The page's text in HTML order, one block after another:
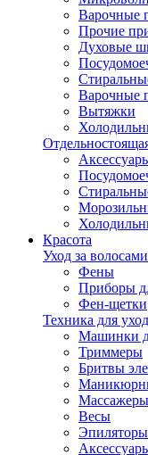
Варочные
Прочие
Духовые
Варочные
Вытяжки
Красота
Уход за волосами
Фены
Приборы
Фен-щетки
Техника для
Машинки
Триммеры
Бритвы
Массажеры
Весы
Эпиляторы